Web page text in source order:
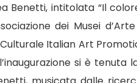
Benetti, intitolata “Il
dei Musei
Italian Art
si è tenuta